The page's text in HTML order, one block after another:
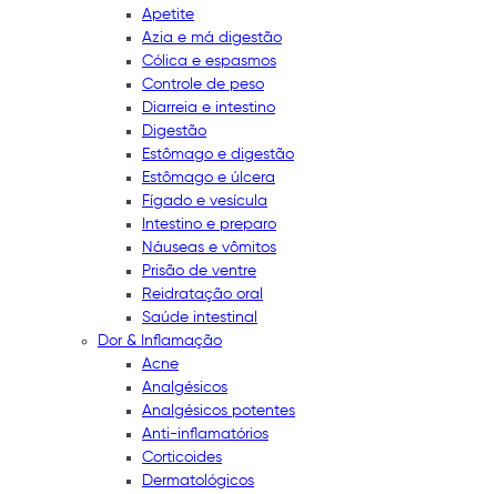
Apetite
Azia e má digestão
Cólica e espasmos
Controle de peso
Diarreia e intestino
Digestão
Estômago e digestão
Estômago e úlcera
Fígado e vesícula
Intestino e preparo
Náuseas e vômitos
Prisão de ventre
Reidratação oral
Saúde intestinal
Dor & Inflamação
Acne
Analgésicos
Analgésicos potentes
Anti-inflamatórios
Corticoides
Dermatológicos